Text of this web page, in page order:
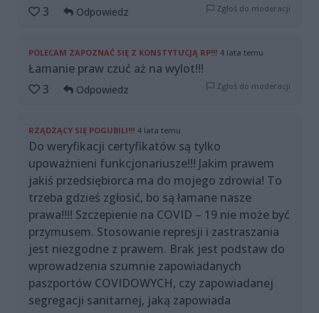
3
Odpowiedz Zgłoś do moderacji
POLECAM ZAPOZNAĆ SIĘ Z KONSTYTUCJĄ RP!!! 4 lata temu
Łamanie praw czuć aż na wylot!!!
3
Odpowiedz Zgłoś do moderacji
RZĄDZĄCY SIĘ POGUBILI!!! 4 lata temu
Do weryfikacji certyfikatów są tylko
upoważnieni funkcjonariusze!!! Jakim prawem
jakiś przedsiębiorca ma do mojego zdrowia! To
trzeba gdzieś zgłosić, bo są łamane nasze
prawa!!!! Szczepienie na COVID – 19 nie może być
przymusem. Stosowanie represji i zastraszania
jest niezgodne z prawem. Brak jest podstaw do
wprowadzenia szumnie zapowiadanych
paszportów COVIDOWYCH, czy zapowiadanej
segregacji sanitarnej, jaką zapowiada